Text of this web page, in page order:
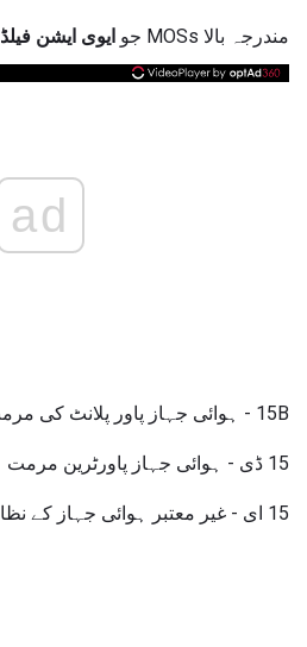
مندرجہ بالا MOSs جو ایوی ایشن فیلڈ
ad
15B - ہوائی جہاز پاور پلانٹ کی مرمت
15 ڈی - ہوائی جہاز پاورٹرین مرمت
15 ای - غیر معتبر ہوائی جہاز کے نظام کی مرمت